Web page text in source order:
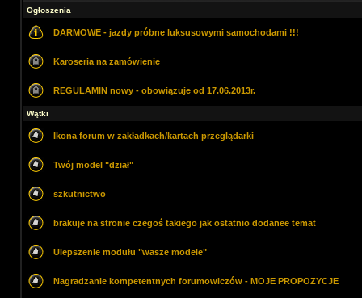
Ogłoszenia
DARMOWE - jazdy próbne luksusowymi samochodami !!!
Karoseria na zamówienie
REGULAMIN nowy - obowiązuje od 17.06.2013r.
Wątki
Ikona forum w zakładkach/kartach przeglądarki
Twój model "dział"
szkutnictwo
brakuje na stronie czegoś takiego jak ostatnio dodanee temat
Ulepszenie modułu "wasze modele"
Nagradzanie kompetentnych forumowiczów - MOJE PROPOZYCJE